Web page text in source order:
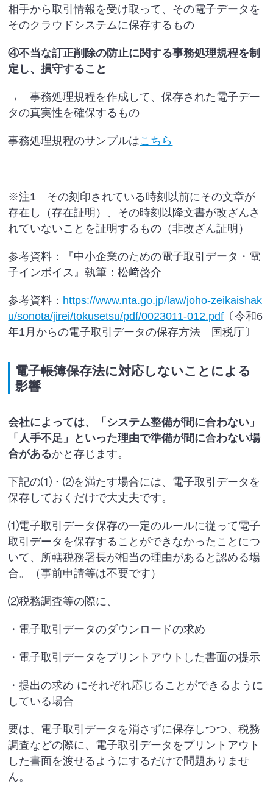
相手から取引情報を受け取って、その電子データを
そのクラウドシステムに保存するもの
④不当な訂正削除の防止に関する事務処理規程を制
定し、損守すること
→ 事務処理規程を作成して、保存された電子デー
タの真実性を確保するもの
事務処理規程のサンプルはこちら
※注1 その刻印されている時刻以前にその文章が
存在し（存在証明）、その時刻以降文書が改ざんさ
れていないことを証明するもの（非改ざん証明）
参考資料：『中小企業のための電子取引データ・電
子インボイス』執筆：松﨑啓介
参考資料： https://www.nta.go.jp/law/joho-zeikaishak
u/sonota/jirei/tokusetsu/pdf/0023011-012.pdf 〔令和6
年1月からの電子取引データの保存方法 国税庁〕
電子帳簿保存法に対応しないことによる
影響
会社によっては、「システム整備が間に合わない」
「人手不足」といった理由で準備が間に合わない場
合があるかと存じます。
下記の⑴・⑵を満たす場合には、電子取引データを
保存しておくだけで大丈夫です。
⑴電子取引データ保存の一定のルールに従って電子
取引データを保存することができなかったことにつ
いて、所轄税務署長が相当の理由があると認める場
合。（事前申請等は不要です）
⑵税務調査等の際に、
・電子取引データのダウンロードの求め
・電子取引データをプリントアウトした書面の提示
・提出の求め にそれぞれ応じることができるように
している場合
要は、電子取引データを消さずに保存しつつ、税務
調査などの際に、電子取引データをプリントアウト
した書面を渡せるようにするだけで問題ありませ
ん。